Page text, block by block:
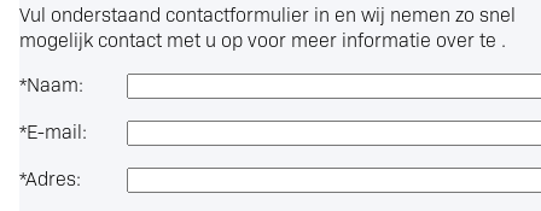
Vul onderstaand contactformulier in en wij nemen zo snel
mogelijk contact met u op voor meer informatie overte .
*Naam:
*E-mail:
*Adres: